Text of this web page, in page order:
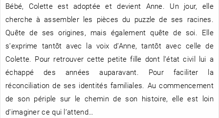
Bébé, Colette est adoptée et devient Anne. Un jour, elle
cherche à assembler les pièces du puzzle de ses racines.
Quête de ses origines, mais également quête de soi. Elle
s’exprime tantôt avec la voix d’Anne, tantôt avec celle de
Colette. Pour retrouver cette petite fille dont l’état civil lui a
échappé des années auparavant. Pour faciliter la
réconciliation de ses identités familiales. Au commencement
de son périple sur le chemin de son histoire, elle est loin
d’imaginer ce qui l’attend…